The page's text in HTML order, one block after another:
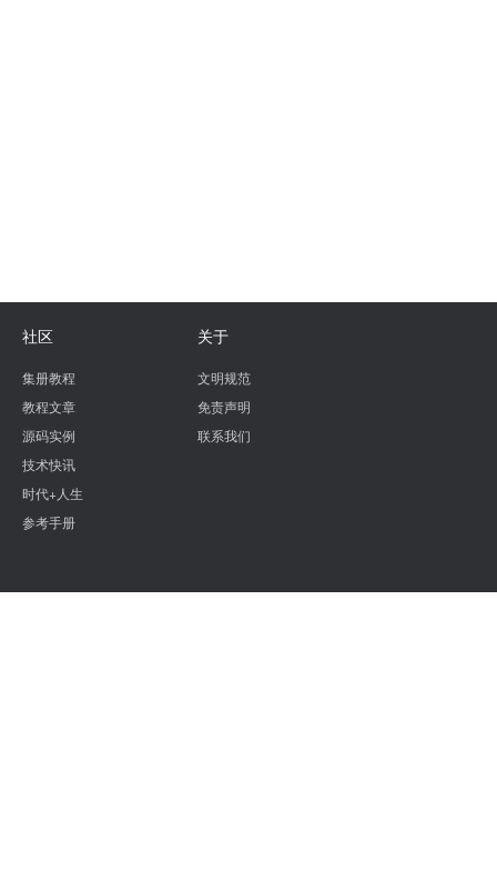
社区
集册教程
教程文章
源码实例
技术快讯
时代+人生
参考手册
关于
文明规范
免责声明
联系我们